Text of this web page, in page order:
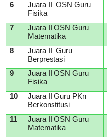
6
Juara III OSN Guru
Fisika
7
Juara II OSN Guru
Matematika
8
Juara III Guru
Berprestasi
9
Juara II OSN Guru
Fisika
10
Juara II Guru PKn
Berkonstitusi
11
Juara II OSN Guru
Matematika